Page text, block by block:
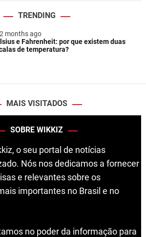
TRENDING
2 months ago
e Fahrenheit: por que existem duas
de temperatura?
MAIS VISITADOS
SOBRE WIKKIZ
o seu portal de notícias
Nós nos dedicamos a fornecer
e relevantes sobre os
importantes no Brasil e no
no poder da informação para